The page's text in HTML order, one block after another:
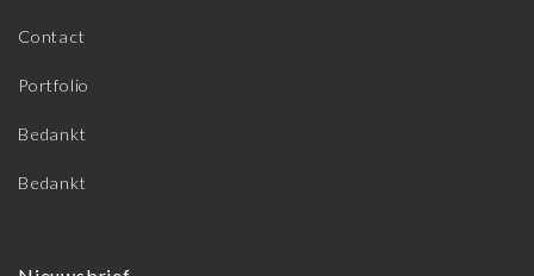
Contact
Portfolio
Bedankt
Bedankt